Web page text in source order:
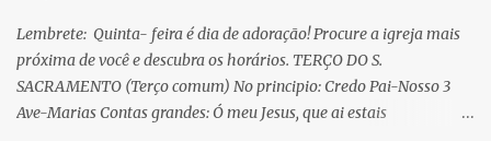
Lembrete: Quinta- feira é dia de adoração! Procure a igreja mais
próxima de você e descubra os horários. TERÇO DO S.
SACRAMENTO (Terço comum) No principio: Credo Pai-Nosso 3
Ave-Marias Contas grandes: Ó meu Jesus, que ai estais